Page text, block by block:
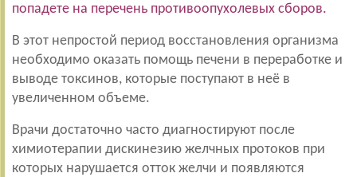
попадете на перечень противоопухолевых сборов.
В этот непростой период восстановления организма
необходимо оказать помощь печени в переработке и
выводе токсинов, которые поступают в неё в
увеличенном объеме.
Врачи достаточно часто диагностируют после
химиотерапии дискинезию желчных протоков при
которых нарушается отток желчи и появляются